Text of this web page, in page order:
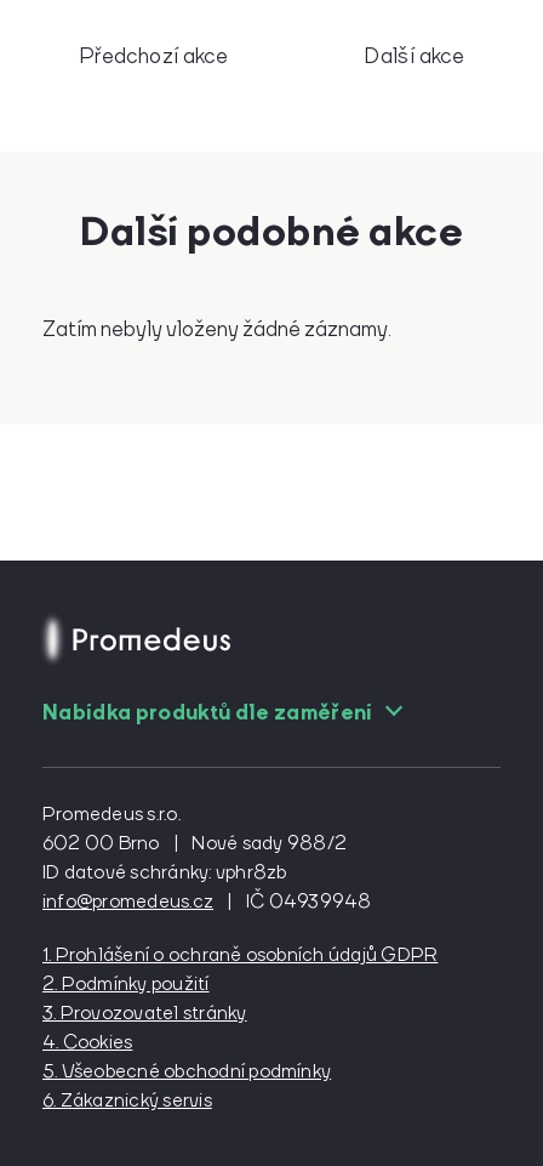
Předchozí akce Další akce
Další podobné akce
Zatím nebyly vloženy žádné záznamy.
Nabídka produktů dle zaměření
Pro angiology
Pro cévní chirurgy
Pro diabetology
Pro gynekology
Pro interní lékařství
Pro kardiochirurgy
Pro kardiology
Pro lázeňství
Pro neurochirurgy
Pro oftalmology
Pro onkology
Promedeus s.r.o.
602 00 Brno
|
Nové sady 988/2
ID datové schránky: vphr8zb
info@promedeus.cz
| IČ 04939948
1. Prohlášení o ochraně osobních údajů GDPR
2. Podmínky použití
3. Provozovatel stránky
4. Cookies
5. Všeobecné obchodní podmínky
6. Zákaznický servis